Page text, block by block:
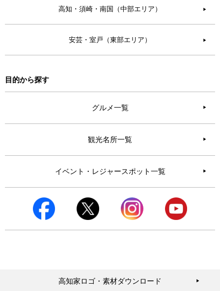
高知・須崎・南国（中部エリア） ▶︎
安芸・室戸（東部エリア） ▶︎
目的から探す
グルメ一覧
観光名所一覧
イベント・レジャースポット一覧
高知家ロゴ・素材ダウンロード ▶︎